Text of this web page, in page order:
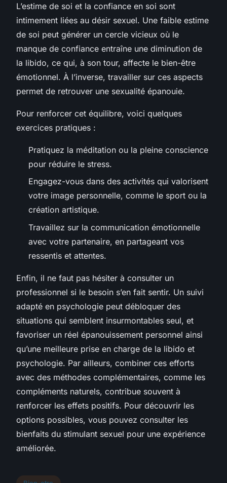
L’estime de soi et la confiance en soi sont
intimement liées au désir sexuel. Une faible estime
de soi peut générer un cercle vicieux où le
manque de confiance entraîne une diminution de
la libido, ce qui, à son tour, affecte le bien-être
émotionnel. À l’inverse, travailler sur ces aspects
permet de retrouver une sexualité épanouie.
Pour renforcer cet équilibre, voici quelques
exercices pratiques :
Pratiquez la méditation ou la pleine conscience
pour réduire le stress.
Engagez-vous dans des activités qui valorisent
votre image personnelle, comme le sport ou la
création artistique.
Travaillez sur la communication émotionnelle
avec votre partenaire, en partageant vos
ressentis et attentes.
Enfin, il ne faut pas hésiter à consulter un
professionnel si le besoin s’en fait sentir. Un suivi
adapté en psychologie peut débloquer des
situations qui semblent insurmontables seul, et
favoriser un réel épanouissement personnel ainsi
qu’une meilleure prise en charge de la libido et
psychologie. Par ailleurs, combiner ces efforts
avec des méthodes complémentaires, comme les
compléments naturels, contribue souvent à
renforcer les effets positifs. Pour découvrir les
options possibles, vous pouvez consulter les
bienfaits du stimulant sexuel pour une expérience
améliorée.